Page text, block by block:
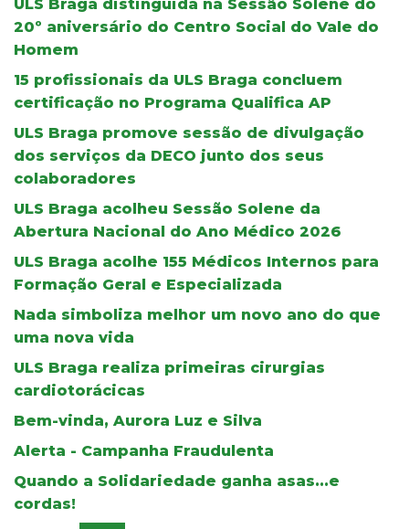
ULS Braga distinguida na Sessão Solene do
20º aniversário do Centro Social do Vale do
Homem
15 profissionais da ULS Braga concluem
certificação no Programa Qualifica AP
ULS Braga promove sessão de divulgação
dos serviços da DECO junto dos seus
colaboradores
ULS Braga acolheu Sessão Solene da
Abertura Nacional do Ano Médico 2026
ULS Braga acolhe 155 Médicos Internos para
Formação Geral e Especializada
Nada simboliza melhor um novo ano do que
uma nova vida
ULS Braga realiza primeiras cirurgias
cardiotorácicas
Bem-vinda, Aurora Luz e Silva
Alerta - Campanha Fraudulenta
Quando a Solidariedade ganha asas...e
cordas!